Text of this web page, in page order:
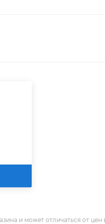
и может отличаться от цен